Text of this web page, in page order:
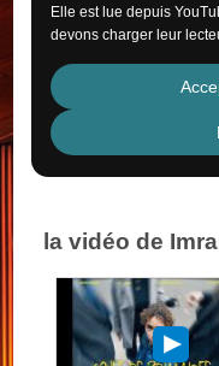
Elle est lue depuis
devons charger leur
la vidéo de